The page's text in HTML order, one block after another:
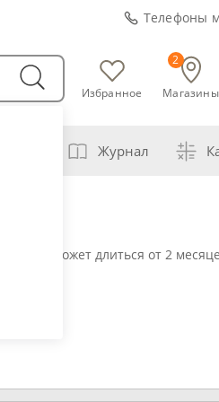
Телефоны
Избранное Магазины
2
Журнал
абсолютного спирта и
может длиться от 2